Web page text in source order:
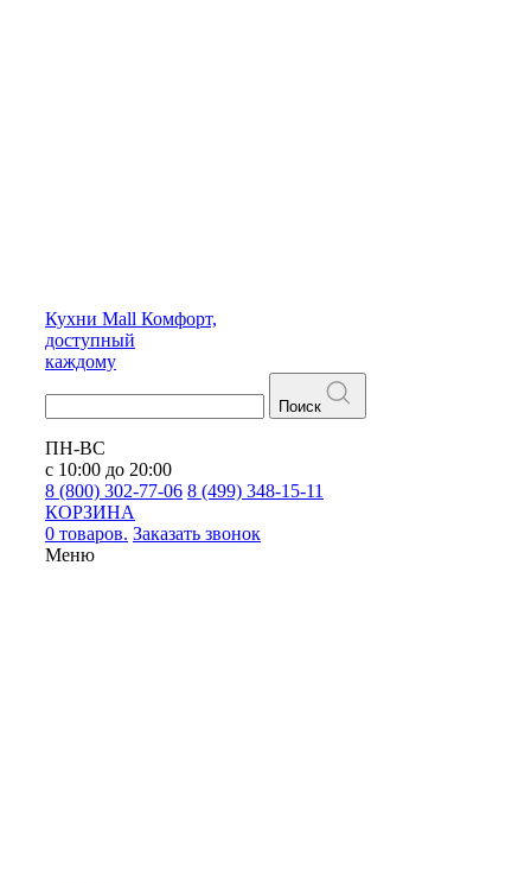
Кухни Mall Комфорт,
доступный
каждому
Поиск
ПН-ВС
с 10:00 до 20:00
8 (800) 302-77-06 8 (499) 348-15-11
КОРЗИНА
0 товаров. Заказать звонок
Меню